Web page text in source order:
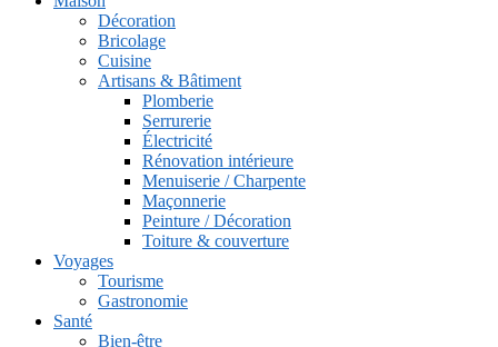
Décoration
Bricolage
Cuisine
Artisans & Bâtiment
Plomberie
Serrurerie
Électricité
Rénovation intérieure
Menuiserie / Charpente
Maçonnerie
Peinture / Décoration
Toiture & couverture
Voyages
Tourisme
Gastronomie
Santé
Bien-être